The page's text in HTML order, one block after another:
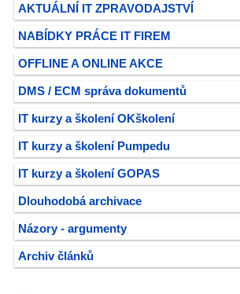
AKTUÁLNÍ IT ZPRAVODAJSTVÍ
NABÍDKY PRÁCE IT FIREM
OFFLINE A ONLINE AKCE
DMS / ECM správa dokumentů
IT kurzy a školení OKškolení
IT kurzy a školení Pumpedu
IT kurzy a školení GOPAS
Dlouhodobá archivace
Názory - argumenty
Archiv článků